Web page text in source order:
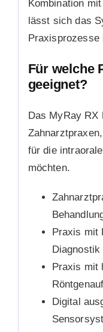
Kombination
lässt sich das
Praxisprozesse
Für welche
geeignet?
Das MyRay
für die
möchten.
Praxis mit
Diagnostik
Praxis mit
Digital